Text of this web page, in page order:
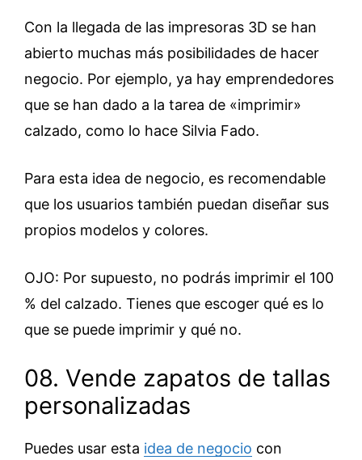
Con la llegada de las impresoras 3D se han
abierto muchas más posibilidades de hacer
negocio. Por ejemplo, ya hay emprendedores
que se han dado a la tarea de «imprimir»
calzado, como lo hace Silvia Fado.
Para esta idea de negocio, es recomendable
que los usuarios también puedan diseñar sus
propios modelos y colores.
OJO: Por supuesto, no podrás imprimir el 100
% del calzado. Tienes que escoger qué es lo
que se puede imprimir y qué no.
08. Vende zapatos de tallas
personalizadas
Puedes usar esta idea de negocio con